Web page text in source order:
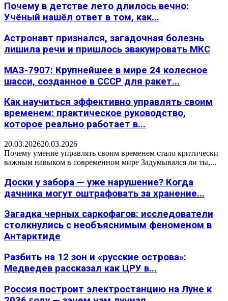
Почему в детстве лето длилось вечно:
Учёный нашёл ответ в том, как...
Астронавт признался, загадочная болезнь
лишила речи и пришлось эвакуировать МКС
МАЗ-7907: Крупнейшее в мире 24 колесное
шасси, созданное в СССР для ракет...
Как научиться эффективно управлять своим
временем: практическое руководство,
которое реально работает в...
20.03.202620.03.2026
Почему умение управлять своим временем стало критически
важным навыком в современном мире Задумывался ли ты,...
Доски у забора — уже нарушение? Когда
дачника могут оштрафовать за хранение...
Загадка черных саркофагов: исследователи
столкнулись с необъяснимым феноменом в
Антарктиде
Разбить на 12 зон и «русские острова»:
Медведев рассказал как ЦРУ в...
Россия построит электростанцию на Луне к